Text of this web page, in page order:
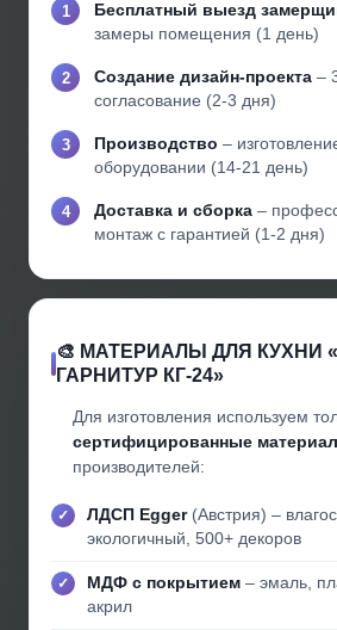
Бесплатный выезд
замеры помещения (1 день)
Создание дизайн-проекта –
согласование (2-3 дня)
Производство –
оборудовании (14-21 день)
Доставка и сборка –
монтаж с гарантией (1-2 дня)
🎨 МАТЕРИАЛЫ ДЛЯ КУХНИ
ГАРНИТУР КГ-24»
Для изготовления используем
сертифицированные
производителей:
ЛДСП Egger(Австрия) –
экологичный, 500+ декоров
МДФ с покрытием – эмаль,
акрил